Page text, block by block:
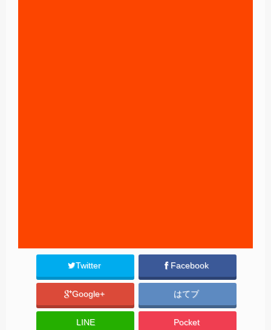
Twitter Facebook
Google+ はてブ
LINE Pocket